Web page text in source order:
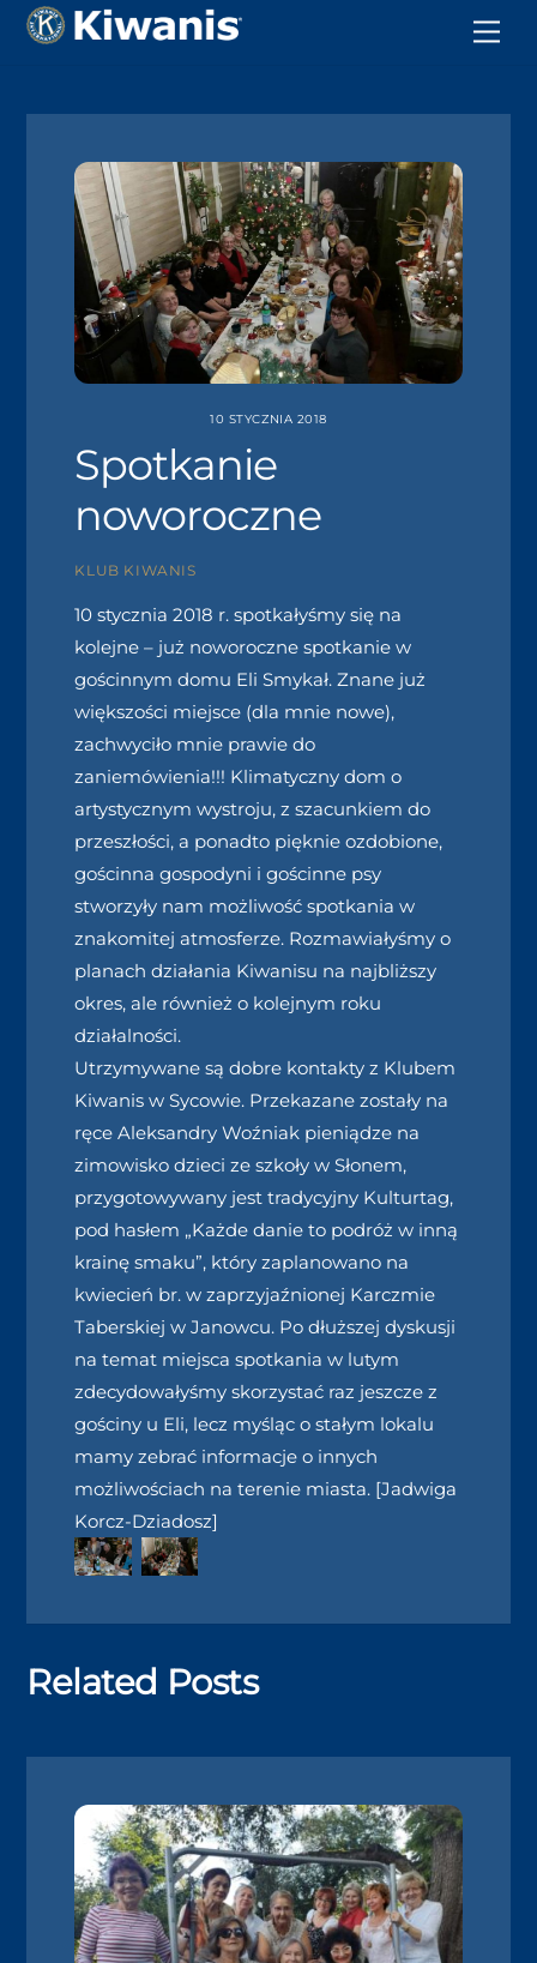
10 STYCZNIA 2018
Spotkanie
noworoczne
KLUB KIWANIS
10 stycznia 2018 r. spotkałyśmy się na
kolejne – już noworoczne spotkanie w
gościnnym domu Eli Smykał. Znane już
większości miejsce (dla mnie nowe),
zachwyciło mnie prawie do
zaniemówienia!!! Klimatyczny dom o
artystycznym wystroju, z szacunkiem do
przeszłości, a ponadto pięknie ozdobione,
gościnna gospodyni i gościnne psy
stworzyły nam możliwość spotkania w
znakomitej atmosferze. Rozmawiałyśmy o
planach działania Kiwanisu na najbliższy
okres, ale również o kolejnym roku
działalności.
Utrzymywane są dobre kontakty z Klubem
Kiwanis w Sycowie. Przekazane zostały na
ręce Aleksandry Woźniak pieniądze na
zimowisko dzieci ze szkoły w Słonem,
przygotowywany jest tradycyjny Kulturtag,
pod hasłem „Każde danie to podróż w inną
krainę smaku”, który zaplanowano na
kwiecień br. w zaprzyjaźnionej Karczmie
Taberskiej w Janowcu. Po dłuższej dyskusji
na temat miejsca spotkania w lutym
zdecydowałyśmy skorzystać raz jeszcze z
gościny u Eli, lecz myśląc o stałym lokalu
mamy zebrać informacje o innych
możliwościach na terenie miasta. [Jadwiga
Korcz-Dziadosz]
Related Posts